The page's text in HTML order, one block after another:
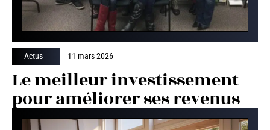
Actus 11 mars 2026
Le meilleur investissement
pour améliorer ses revenus